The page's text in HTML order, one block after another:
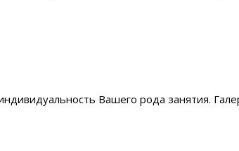
Вашего рода занятия.